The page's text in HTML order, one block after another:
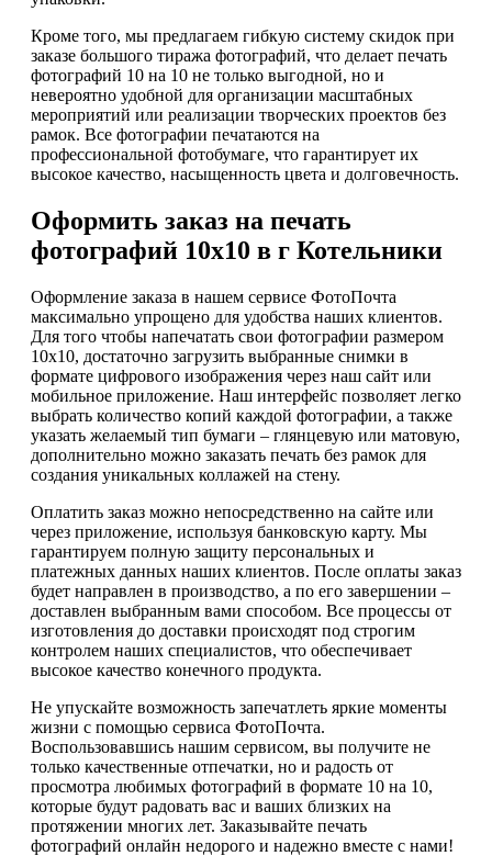
Кроме того, мы предлагаем гибкую систему скидок при
заказе большого тиража фотографий, что делает печать
фотографий 10 на 10 не только выгодной, но и
невероятно удобной для организации масштабных
мероприятий или реализации творческих проектов без
рамок. Все фотографии печатаются на
профессиональной фотобумаге, что гарантирует их
высокое качество, насыщенность цвета и долговечность.
Оформить заказ на печать
фотографий 10х10 в г Котельники
Оформление заказа в нашем сервисе ФотоПочта
максимально упрощено для удобства наших клиентов.
Для того чтобы напечатать свои фотографии размером
10х10, достаточно загрузить выбранные снимки в
формате цифрового изображения через наш сайт или
мобильное приложение. Наш интерфейс позволяет легко
выбрать количество копий каждой фотографии, а также
указать желаемый тип бумаги – глянцевую или матовую,
дополнительно можно заказать печать без рамок для
создания уникальных коллажей на стену.
Оплатить заказ можно непосредственно на сайте или
через приложение, используя банковскую карту. Мы
гарантируем полную защиту персональных и
платежных данных наших клиентов. После оплаты заказ
будет направлен в производство, а по его завершении –
доставлен выбранным вами способом. Все процессы от
изготовления до доставки происходят под строгим
контролем наших специалистов, что обеспечивает
высокое качество конечного продукта.
Не упускайте возможность запечатлеть яркие моменты
жизни с помощью сервиса ФотоПочта.
Воспользовавшись нашим сервисом, вы получите не
только качественные отпечатки, но и радость от
просмотра любимых фотографий в формате 10 на 10,
которые будут радовать вас и ваших близких на
протяжении многих лет. Заказывайте печать
фотографий онлайн недорого и надежно вместе с нами!